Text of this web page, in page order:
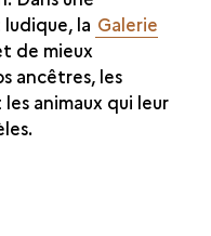
la Galerie
de mieux
ancêtres, les
animaux qui leur